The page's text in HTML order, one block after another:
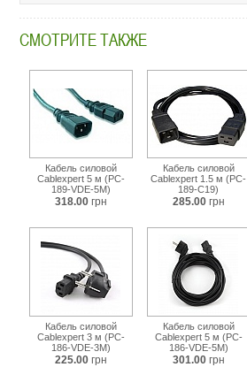
mo8-
СМОТРИТЕ ТАКЖЕ
Кабель силовой
Cablexpert 5 м (PC-
189-VDE-5M)
318.00 грн
Кабель силовой
Cablexpert 1.5 м (PC-
189-C19)
285.00 грн
Кабель силовой
Cablexpert 3 м (PC-
186-VDE-3M)
225.00 грн
Кабель силовой
Cablexpert 5 м (PC-
186-VDE-5M)
301.00 грн